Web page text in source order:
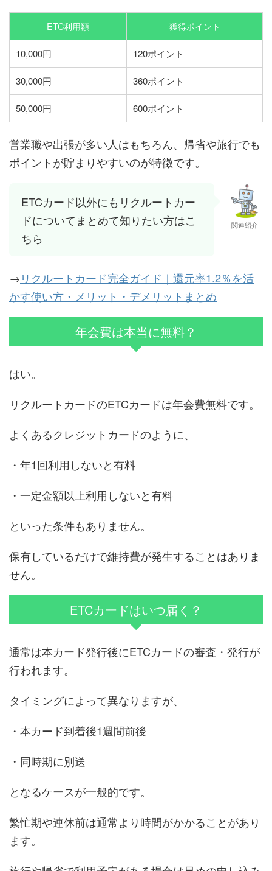
ETC利用額 獲得ポイント
10,000円 120ポイント
30,000円 360ポイント
50,000円 600ポイント
営業職や出張が多い人はもちろん、帰省や旅行でも
ポイントが貯まりやすいのが特徴です。
ETCカード以外にもリクルートカー
ドについてまとめて知りたい方はこ
ちら
関連紹介
→リクルートカード完全ガイド｜還元率1.2％を活
かす使い方・メリット・デメリットまとめ
年会費は本当に無料？
はい。
リクルートカードのETCカードは年会費無料です。
よくあるクレジットカードのように、
・年1回利用しないと有料
・一定金額以上利用しないと有料
といった条件もありません。
保有しているだけで維持費が発生することはありま
せん。
ETCカードはいつ届く？
通常は本カード発行後にETCカードの審査・発行が
行われます。
タイミングによって異なりますが、
・本カード到着後1週間前後
・同時期に別送
となるケースが一般的です。
繁忙期や連休前は通常より時間がかかることがあり
ます。